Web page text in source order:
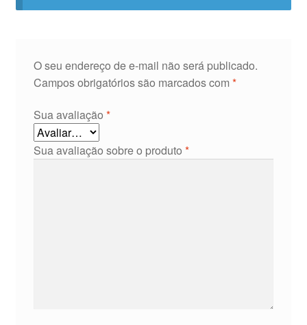
O seu endereço de e-mail não será publicado.
Campos obrigatórios são marcados com *
Sua avaliação *
Sua avaliação sobre o produto *